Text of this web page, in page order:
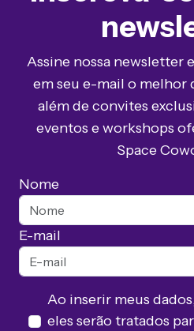
Assine nossa newsletter
em seu e-mail o melhor
além de convites
eventos e workshops
Space
Nome
E-mail
Ao inserir meus
eles serão tratados